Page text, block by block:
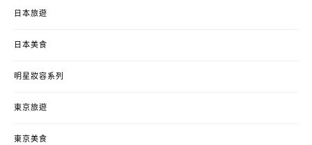
日本旅遊
日本美食
明星妝容系列
東京旅遊
東京美食